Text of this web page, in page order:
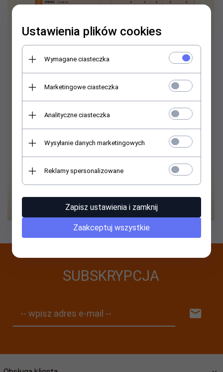
SUBSKRYPCJA
-- wpisz adres e-mail --
Ustawienia plików cookies
Wymagane ciasteczka
Marketingowe ciasteczka
Analityczne ciasteczka
Wysyłanie danych marketingowych
Reklamy spersonalizowane
Zapisz ustawienia i zamknij
Zaakceptuj wszystkie